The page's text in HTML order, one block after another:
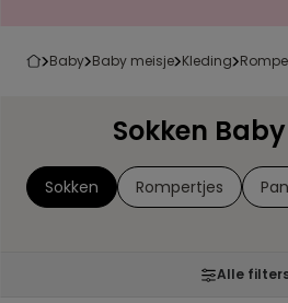
baby baby meisje kleding
Sokken
Sokken Rompertjes
Alle